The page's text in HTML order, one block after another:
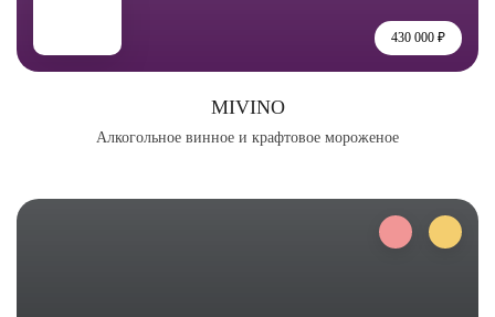
430 000 ₽
MIVINO
Алкогольное винное и крафтовое мороженое